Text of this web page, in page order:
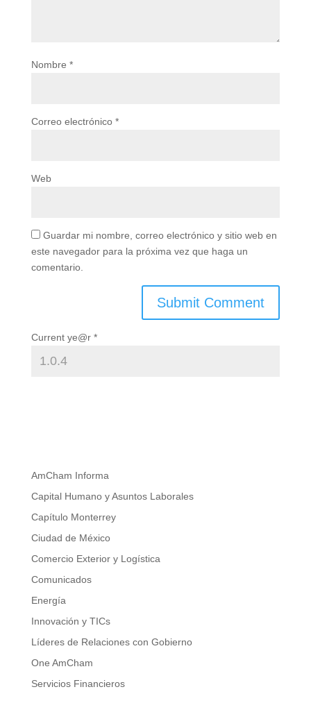
Nombre *
Correo electrónico *
Web
Guardar mi nombre, correo electrónico y sitio web en
este navegador para la próxima vez que haga un
comentario.
Current ye@r *
AmCham Informa
Capital Humano y Asuntos Laborales
Capítulo Monterrey
Ciudad de México
Comercio Exterior y Logística
Comunicados
Energía
Innovación y TICs
Líderes de Relaciones con Gobierno
One AmCham
Servicios Financieros